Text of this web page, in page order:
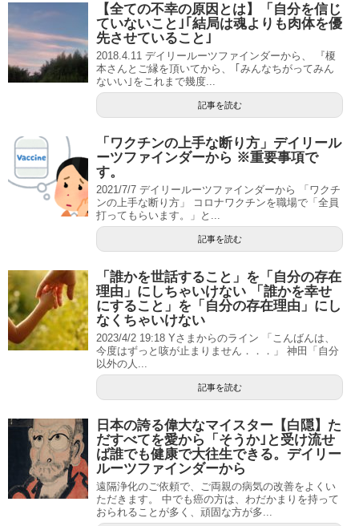
【全ての不幸の原因とは】「自分を信じ
ていないこと｣｢結局は魂よりも肉体を優
先させていること｣
2018.4.11 デイリールーツファインダーから、 『榎
本さんとご縁を頂いてから、 ｢みんなちがってみん
ないい｣をこれまで幾度...
記事を読む
「ワクチンの上手な断り方」デイリール
ーツファインダーから ※重要事項で
す。
2021/7/7 デイリールーツファインダーから 「ワクチ
ンの上手な断り方」 コロナワクチンを職場で「全員
打ってもらいます。」と...
記事を読む
「誰かを世話すること」を「自分の存在
理由」にしちゃいけない 「誰かを幸せ
にすること」を「自分の存在理由」にし
なくちゃいけない
2023/4/2 19:18 Yさまからのライン 「こんばんは、
今度はずっと咳が止まりません．．．」 神田「自分
以外の人...
記事を読む
日本の誇る偉大なマイスター【白隠】た
だすべてを愛から「そうか｣と受け流せ
ば誰でも健康で大往生できる。デイリー
ルーツファインダーから
遠隔浄化のご依頼で、ご両親の病気の改善をよくい
ただきます。 中でも癌の方は、わだかまりを持って
おられることが多く、頑固な方が多...